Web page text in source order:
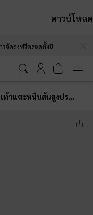
รจัดส่งฟรีตลอดทั้งปี
รองเท้าแตะหนีบส้นสูงประดับหมุดรุ่น Briella
ดาวน์โหลด